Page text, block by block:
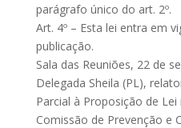
parágrafo único do art. 2º.
Art. 4º – Esta lei entra em
publicação.
Sala das Reuniões, 22 de
Delegada Sheila (PL),
Parcial à Proposição de Lei
Comissão de Prevenção e